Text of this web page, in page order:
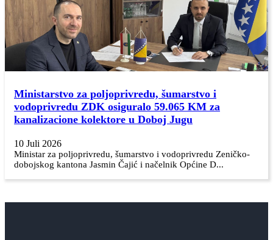
Ministarstvo za poljoprivredu, šumarstvo i
vodoprivredu ZDK osiguralo 59.065 KM za
kanalizacione kolektore u Doboj Jugu
10 Juli 2026
Ministar za poljoprivredu, šumarstvo i vodoprivredu Zeničko-
dobojskog kantona Jasmin Čajić i načelnik Općine D...